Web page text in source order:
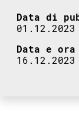
Data di
01.12.2023
Data e ora